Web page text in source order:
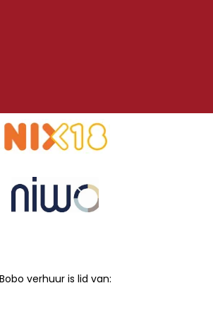
Bobo verhuur is lid van: